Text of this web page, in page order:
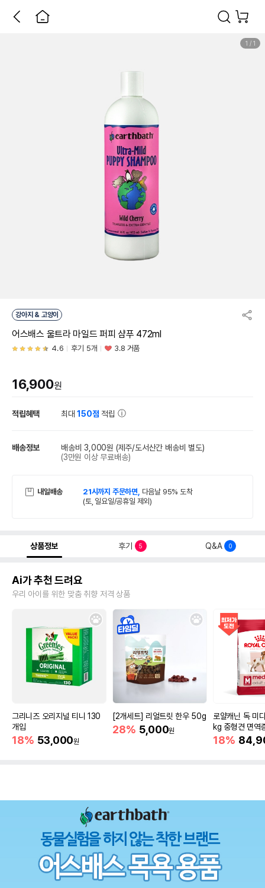
1 / 1
강아지 & 고양이
어스배스 울트라 마일드 퍼피 샴푸 472ml
4.6 후기 5개 3.8 거품
16,900원
적립혜택 최대150점 적립
배송정보 배송비 3,000원 (제주/도서산간 배송비 별도)
(3만원 이상 무료배송)
내일배송 21시까지 주문하면, 다음날 95% 도착
(토, 일요일/공휴일 제외)
상품정보 후기 5 Q&A 0
Ai가 추천 드려요
우리 아이를 위한 맞춤 취향 저격 상품
그리니즈 오리지널 티니 130
개입
18% 53,000원
[2개세트] 리얼트릿 한우 50g
28% 5,000원
로얄캐닌 독 미
kg 중형견 면역
18%